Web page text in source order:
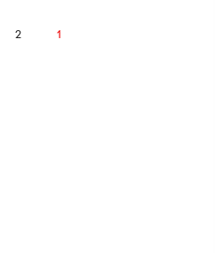
1
2